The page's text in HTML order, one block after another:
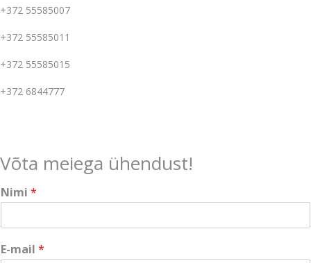
+372 55585007
+372 55585011
+372 55585015
+372 6844777
Võta meiega ühendust!
Nimi *
E-mail *